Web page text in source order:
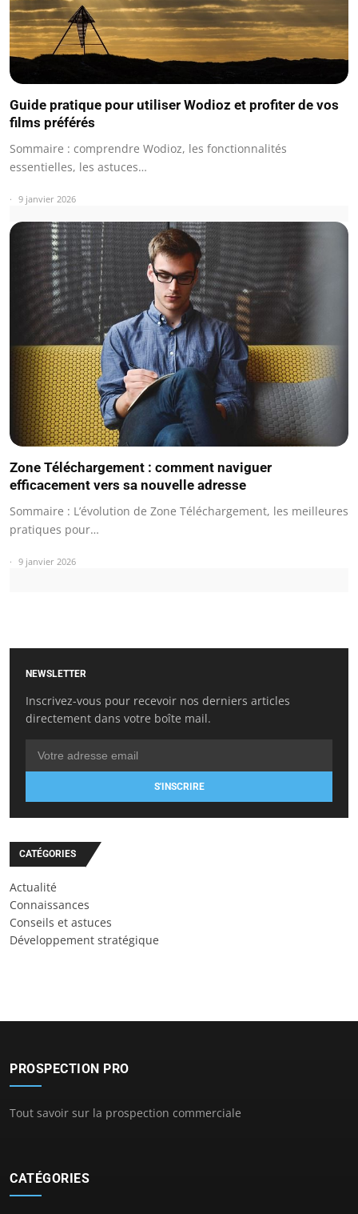
Guide pratique pour utiliser Wodioz et profiter de vos
films préférés
Sommaire : comprendre Wodioz, les fonctionnalités
essentielles, les astuces…
9 janvier 2026
Zone Téléchargement : comment naviguer
efficacement vers sa nouvelle adresse
Sommaire : L’évolution de Zone Téléchargement, les meilleures
pratiques pour…
9 janvier 2026
NEWSLETTER
Inscrivez-vous pour recevoir nos derniers articles
directement dans votre boîte mail.
S'INSCRIRE
CATÉGORIES
Actualité
Connaissances
Conseils et astuces
Développement stratégique
PROSPECTION PRO
Tout savoir sur la prospection commerciale
CATÉGORIES